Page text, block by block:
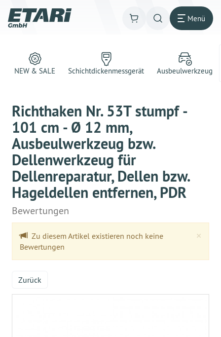
Menü
NEW & SALE Schichtdickenmessgerät Ausbeulwerkzeug
Richthaken Nr. 53T stumpf -
101 cm - Ø 12 mm,
Ausbeulwerkzeug bzw.
Dellenwerkzeug für
Dellenreparatur, Dellen bzw.
Hageldellen entfernen, PDR
Bewertungen
×
Zu diesem Artikel existieren noch keine
Bewertungen
Zurück